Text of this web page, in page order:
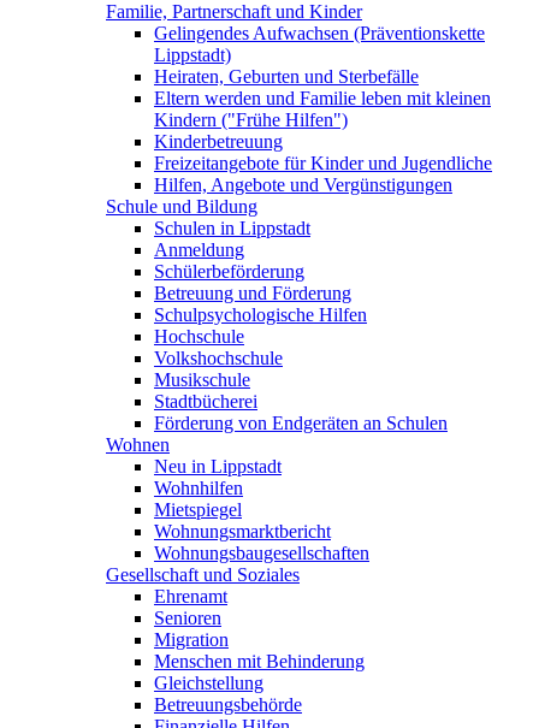
Familie, Partnerschaft und Kinder
Gelingendes Aufwachsen (Präventionskette
Lippstadt)
Heiraten, Geburten und Sterbefälle
Eltern werden und Familie leben mit kleinen
Kindern ("Frühe Hilfen")
Kinderbetreuung
Freizeitangebote für Kinder und Jugendliche
Hilfen, Angebote und Vergünstigungen
Schule und Bildung
Schulen in Lippstadt
Anmeldung
Schülerbeförderung
Betreuung und Förderung
Schulpsychologische Hilfen
Hochschule
Volkshochschule
Musikschule
Stadtbücherei
Förderung von Endgeräten an Schulen
Wohnen
Neu in Lippstadt
Wohnhilfen
Mietspiegel
Wohnungsmarktbericht
Wohnungsbaugesellschaften
Gesellschaft und Soziales
Ehrenamt
Senioren
Migration
Menschen mit Behinderung
Gleichstellung
Betreuungsbehörde